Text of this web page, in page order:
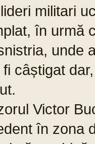
militari
în urmă
unde
fi câștigat
Victor
în zona